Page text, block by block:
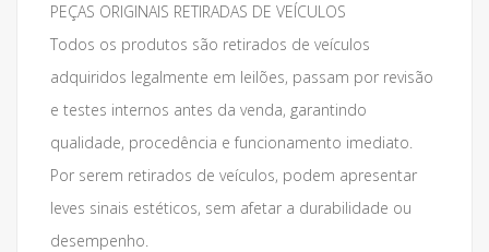
PEÇAS ORIGINAIS RETIRADAS DE VEÍCULOS
Todos os produtos são retirados de veículos
adquiridos legalmente em leilões, passam por revisão
e testes internos antes da venda, garantindo
qualidade, procedência e funcionamento imediato.
Por serem retirados de veículos, podem apresentar
leves sinais estéticos, sem afetar a durabilidade ou
desempenho.